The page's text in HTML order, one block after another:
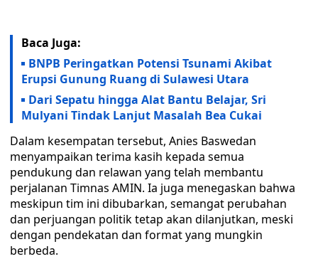
Baca Juga:
BNPB Peringatkan Potensi Tsunami Akibat
Erupsi Gunung Ruang di Sulawesi Utara
Dari Sepatu hingga Alat Bantu Belajar, Sri
Mulyani Tindak Lanjut Masalah Bea Cukai
Dalam kesempatan tersebut, Anies Baswedan
menyampaikan terima kasih kepada semua
pendukung dan relawan yang telah membantu
perjalanan Timnas AMIN. Ia juga menegaskan bahwa
meskipun tim ini dibubarkan, semangat perubahan
dan perjuangan politik tetap akan dilanjutkan, meski
dengan pendekatan dan format yang mungkin
berbeda.